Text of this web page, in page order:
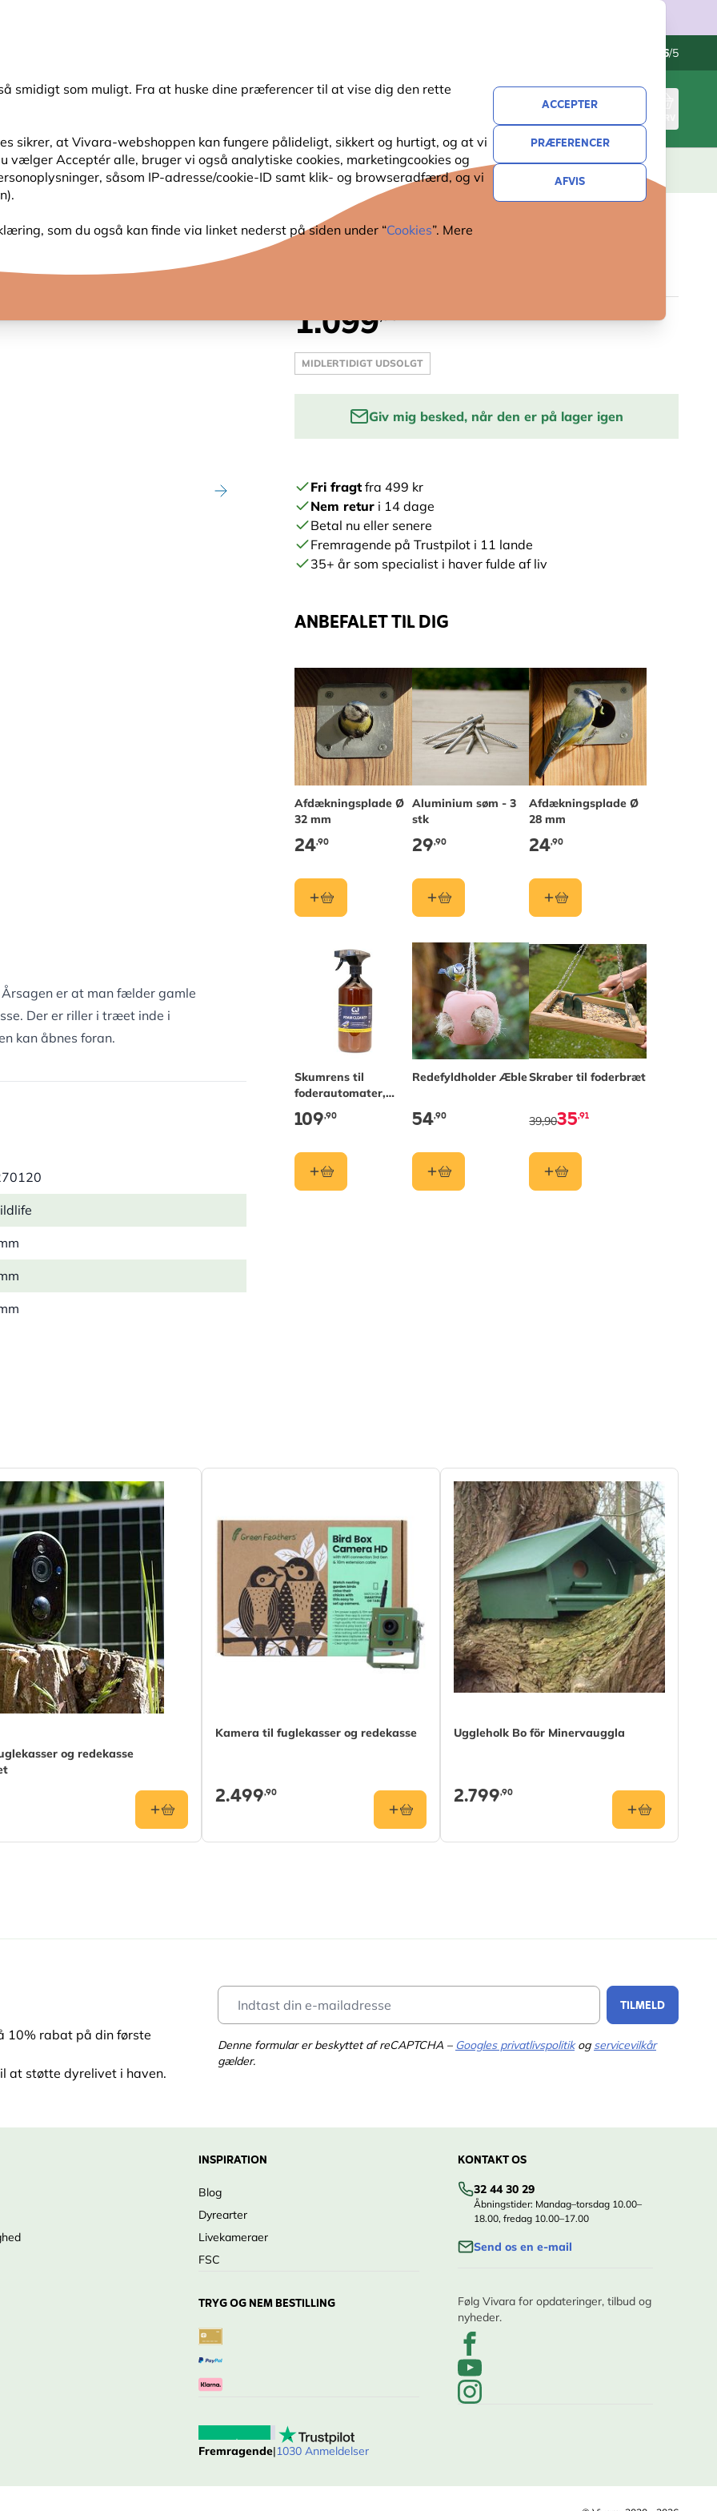
smidigt som muligt. Fra at huske dine præferencer til at vise dig den rette
sikrer, at Vivara-webshoppen kan fungere pålideligt, sikkert og hurtigt, og at vi
vælger Acceptér alle, bruger vi også analytiske cookies, marketingcookies og
såsom IP-adresse/cookie-ID samt klik- og browseradfærd, og vi
som du også kan finde via linket nederst på siden under “Cookies”. Mere
ACCEPTER
PRÆFERENCER
AFVIS
4.6/5
Søg
HAVENS DYR PLANTEFRØ FUGLEKIGGERI GAVER NYHEDER TILBUD
1.099
MIDLERTIDIGT UDSOLGT
Giv mig besked, når den er på lager igen
Fri fragtfra 499 kr
Nem retur i 14 dage
Betal nu eller senere
Fremragende på Trustpilot i 11 lande
35+ år som specialist i haver fulde af liv
ANBEFALET TIL DIG
Afdækningsplade Ø
32 mm
24,90
Aluminium søm - 3
stk
29,90
Afdækningsplade Ø
28 mm
24,90
Skumrens til
foderautomater,
fuglebade og
redekasser
109,90
Redefyldholder Æble
54,90
Skraber til foderbræt
35,91
39,90
er at man fælder gamle
Der er riller i træet inde i
kan åbnes foran.
100%)
og redekasse
Kamera til fuglekasser og redekasse
2.499,90
Uggleholk Bo för Minervauggla
2.799,90
10% rabat på din første
at støtte dyrelivet i haven.
TILMELD
Denne formular er beskyttet af reCAPTCHA – Googles privatlivspolitikog servicevilkår
gælder.
INSPIRATION
Blog
Dyrearter
Livekameraer
FSC
TRYG OG NEM BESTILLING
Fremragende|1030 Anmeldelser
KONTAKT OS
32 44 30 29
Åbningstider: Mandag–torsdag 10.00–
18.00, fredag 10.00–17.00
Send os en e-mail
Følg Vivara for opdateringer, tilbud og
nyheder.